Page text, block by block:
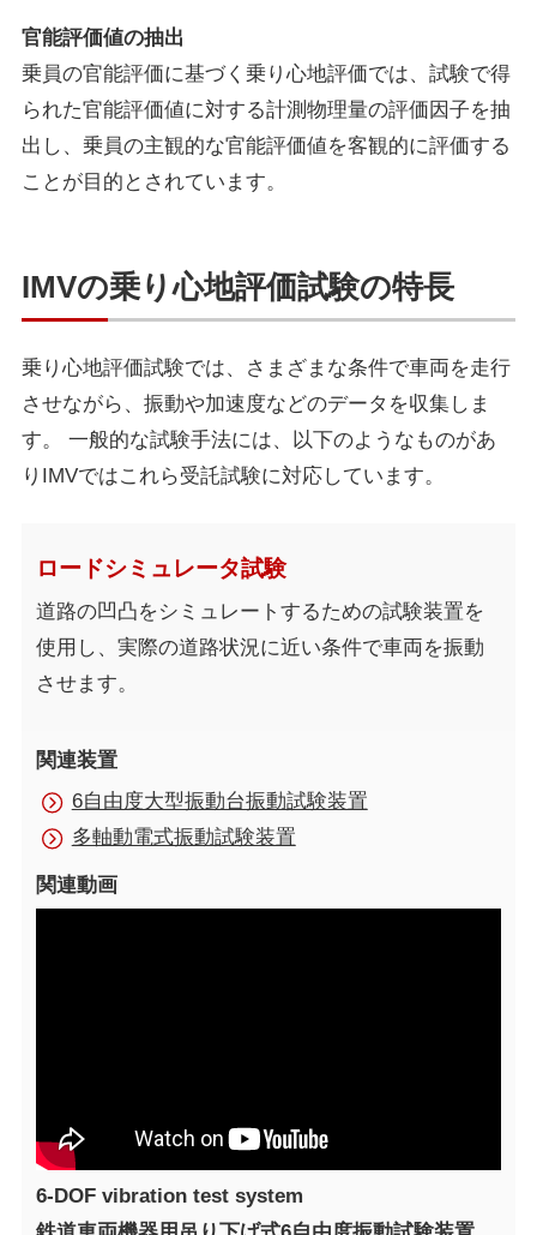
官能評価値の抽出
乗員の官能評価に基づく乗り心地評価では、試験で得
られた官能評価値に対する計測物理量の評価因子を抽
出し、 乗員の主観的な官能評価値を客観的に評価する
ことが目的とされています。
IMVの乗り心地評価試験の特長
乗り心地評価試験では、さまざまな条件で車両を走行
させながら、振動や加速度などのデータを収集しま
す。
一般的な試験手法には、以下のようなものがあ
りIMVではこれら受託試験に対応しています。
ロードシミュレータ試験
道路の凹凸をシミュレートするための試験装置を
使用し、実際の道路状況に近い条件で車両を振動
させます。
関連装置
6自由度大型振動台振動試験装置
多軸動電式振動試験装置
関連動画
6-DOF vibration test system